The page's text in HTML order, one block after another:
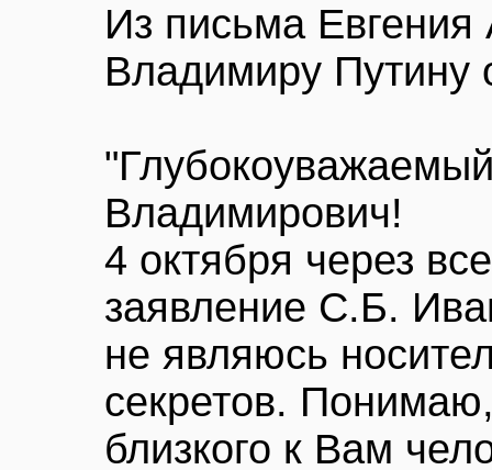
Из письма
Владимиру Путину
Владимирович!
4 октября через
заявление С.Б.
не являюсь
секретов.
близкого к Вам